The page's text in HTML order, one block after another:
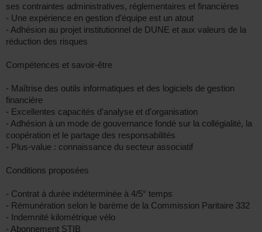
ses contraintes administratives, réglementaires et financières
- Une expérience en gestion d’équipe est un atout
- Adhésion au projet institutionnel de DUNE et aux valeurs de la
réduction des risques
Compétences et savoir-être
- Maîtrise des outils informatiques et des logiciels de gestion
financière
- Excellentes capacités d’analyse et d’organisation
- Adhésion à un mode de gouvernance fondé sur la collégialité, la
coopération et le partage des responsabilités
- Plus-value : connaissance du secteur associatif
Conditions proposées
- Contrat à durée indéterminée à 4/5° temps
- Rémunération selon le barème de la Commission Paritaire 332
- Indemnité kilométrique vélo
- Abonnement STIB